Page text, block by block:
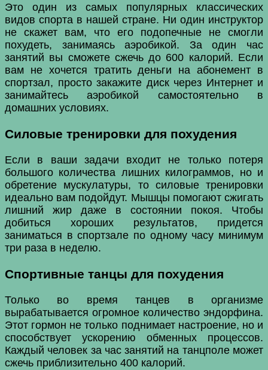
Это один из самых популярных классических
видов спорта в нашей стране. Ни один инструктор
не скажет вам, что его подопечные не смогли
похудеть, занимаясь аэробикой. За один час
занятий вы сможете сжечь до 600 калорий. Если
вам не хочется тратить деньги на абонемент в
спортзал, просто закажите диск через Интернет и
занимайтесь аэробикой самостоятельно в
домашних условиях.
Силовые тренировки для похудения
Если в ваши задачи входит не только потеря
большого количества лишних килограммов, но и
обретение мускулатуры, то силовые тренировки
идеально вам подойдут. Мышцы помогают сжигать
лишний жир даже в состоянии покоя. Чтобы
добиться хороших результатов, придется
заниматься в спортзале по одному часу минимум
три раза в неделю.
Спортивные танцы для похудения
Только во время танцев в организме
вырабатывается огромное количество эндорфина.
Этот гормон не только поднимает настроение, но и
способствует ускорению обменных процессов.
Каждый человек за час занятий на танцполе может
сжечь приблизительно 400 калорий.